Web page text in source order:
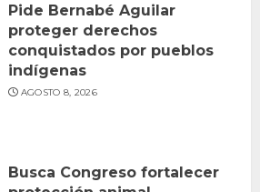
Pide Bernabé Aguilar
proteger derechos
conquistados por pueblos
indígenas
AGOSTO 8, 2026
Busca Congreso fortalecer